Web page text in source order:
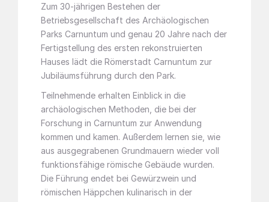
Zum 30-jährigen Bestehen der
Betriebsgesellschaft des Archäologischen
Parks Carnuntum und genau 20 Jahre nach der
Fertigstellung des ersten rekonstruierten
Hauses lädt die Römerstadt Carnuntum zur
Jubiläumsführung durch den Park.
Teilnehmende erhalten Einblick in die
archäologischen Methoden, die bei der
Forschung in Carnuntum zur Anwendung
kommen und kamen. Außerdem lernen sie, wie
aus ausgegrabenen Grundmauern wieder voll
funktionsfähige römische Gebäude wurden.
Die Führung endet bei Gewürzwein und
römischen Häppchen kulinarisch in der